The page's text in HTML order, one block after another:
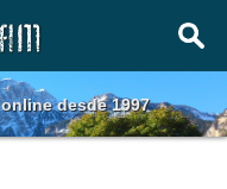
desde 1997